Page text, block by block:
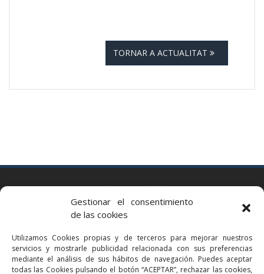
Gestionar el consentimiento
de las cookies
Utilizamos Cookies propias y de terceros para mejorar nuestros
servicios y mostrarle publicidad relacionada con sus preferencias
mediante el análisis de sus hábitos de navegación. Puedes aceptar
todas las Cookies pulsando el botón “ACEPTAR”, rechazar las cookies,
TORNAR A ACTUALITAT
Via Augusta 2 bis, 3º, 08006 Barcelona
bcn@bellavistalegal.eu
GRANOLLERS
C/ Sant Jaume, 16 1r, 08401 Granollers (Bcn)